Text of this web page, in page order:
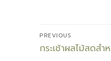
แนะแนว
เรื่อง
PREVIOUS
Previous
กระเช้าผลไม้สดสำ